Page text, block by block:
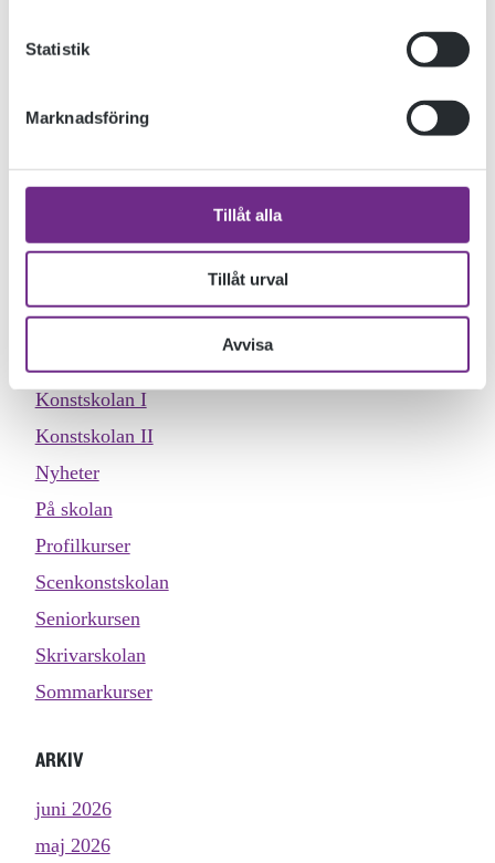
Statistik
Marknadsföring
Tillåt alla
Tillåt urval
Avvisa
KATEGORIER
Allmän kurs
Dokumentärfilmskolan
Dokumentärfilmskolan distans
Evenemang
Konstskolan I
Konstskolan II
Nyheter
På skolan
Profilkurser
Scenkonstskolan
Seniorkursen
Skrivarskolan
Sommarkurser
ARKIV
juni 2026
maj 2026